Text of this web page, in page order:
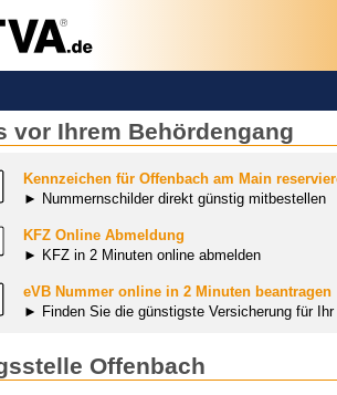
vor Ihrem Behördengang
Kennzeichen für Offenbach am Main
► Nummernschilder direkt günstig mitbestellen
KFZ Online Abmeldung
► KFZ in 2 Minuten online abmelden
eVB Nummer online in 2 Minuten beantragen
► Finden Sie die günstigste Versicherung für
Offenbach